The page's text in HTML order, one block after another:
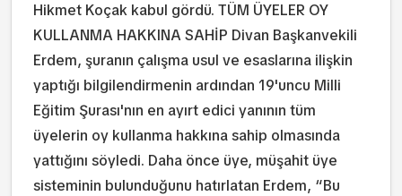
Hikmet Koçak kabul gördü. TÜM ÜYELER OY
KULLANMA HAKKINA SAHİP Divan Başkanvekili
Erdem, şuranın çalışma usul ve esaslarına ilişkin
yaptığı bilgilendirmenin ardından 19'uncu Milli
Eğitim Şurası'nın en ayırt edici yanının tüm
üyelerin oy kullanma hakkına sahip olmasında
yattığını söyledi. Daha önce üye, müşahit üye
sisteminin bulunduğunu hatırlatan Erdem, “Bu